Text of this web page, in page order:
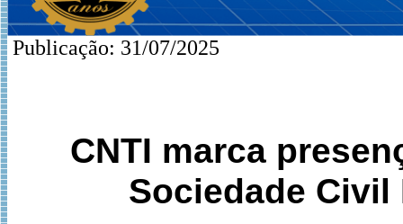
Publicação: 31/07/2025
CNTI marca
Sociedade